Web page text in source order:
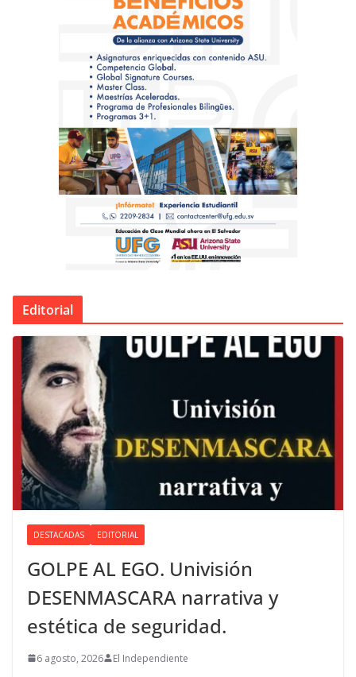
Editorial
DESTACADAS EDITORIAL
GOLPE AL EGO. Univisión
DESENMASCARA narrativa y
estética de seguridad.
6 agosto, 2026 El Independiente